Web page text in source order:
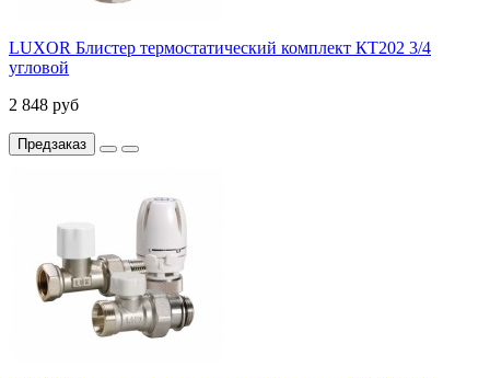
LUXOR Блистер термостатический комплект КТ202 3/4
угловой
2 848 руб
Предзаказ